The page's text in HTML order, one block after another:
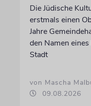
Die Jüdische
erstmals einen
Jahre
den Namen
Stadt
von Mascha
09.08.2026